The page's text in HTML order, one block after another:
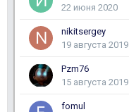
22 июня 2020
nikitsergey
19 августа 2019
Pzm76
15 августа 2019
fomul